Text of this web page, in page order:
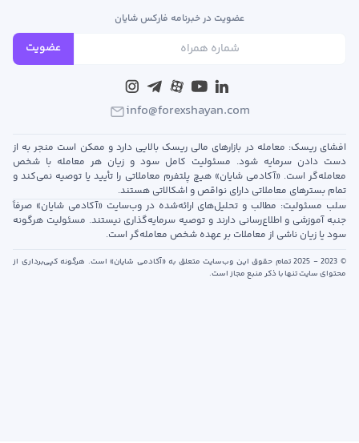
عضویت در خبرنامه فارکس شایان
عضویت
info@forexshayan.com
افشای ریسک: معامله در بازارهای مالی ریسک بالایی دارد و ممکن است منجر به از
دست دادن سرمایه شود. مسئولیت کامل سود و زیان هر معامله با شخص
معامله‌گر است. «آکادمی شایان» هیچ پلتفرم معاملاتی را تأیید یا توصیه نمی‌کند و
تمام بسترهای معاملاتی دارای نواقص و اشکالاتی هستند.
سلب مسئولیت: مطالب و تحلیل‌های ارائه‌شده در وب‌سایت «آکادمی شایان» صرفاً
جنبه آموزشی و اطلاع‌رسانی دارند و توصیه سرمایه‌گذاری نیستند. مسئولیت هرگونه
سود یا زیان ناشی از معاملات بر عهده شخص معامله‌گر است.
© 2023 - 2025 تمام حقوق این وب‌سایت متعلق به «آکادمی شایان» است. هرگونه کپی‌برداری از
محتوای سایت تنها با ذکر منبع مجاز است.